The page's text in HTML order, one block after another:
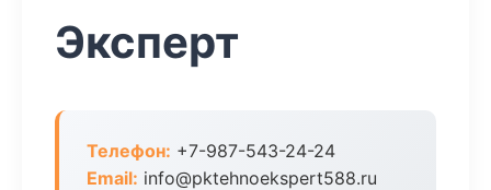
Эксперт
Телефон: +7-987-543-24-24
Email: info@pktehnoekspert588.ru